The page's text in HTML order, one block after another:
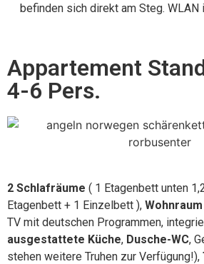
befinden sich direkt am Steg. WLAN
Appartement
4-6 Pers.
2 Schlafräume ( 1 Etagenbett unten
Etagenbett + 1 Einzelbett ), Wohnraum
TV mit deutschen Programmen,
ausgestattete Küche, Dusche-WC,
stehen weitere Truhen zur Verfügung!),